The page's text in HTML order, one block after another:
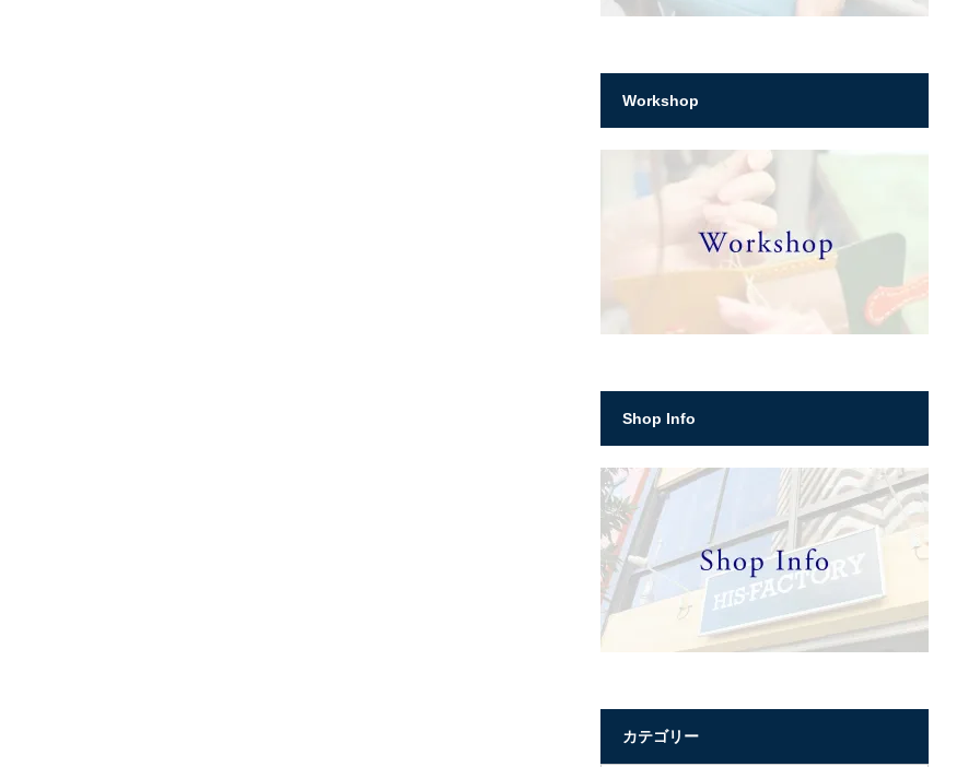
Workshop
Shop Info
カテゴリー